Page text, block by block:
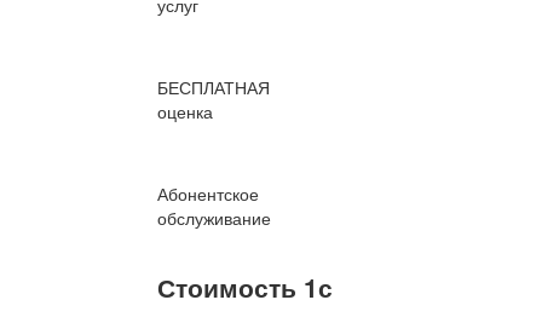
услуг
БЕСПЛАТНАЯ
оценка
Абонентское
обслуживание
Стоимость 1с